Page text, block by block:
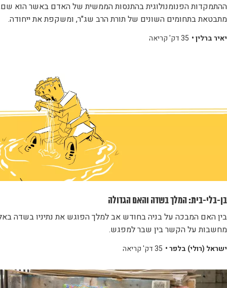
יאיר ברלין • 35 דק' קריאה
ההתמקדות הפנומנולוגית בהתנסות הממשית של האדם באשר הוא
מתבטאת בתחומים השונים של תורת הרב שג"ר, ומשקפת את ייחודה.
בן-בלי-בית: המלך בשדה והאם הגדולה
ישראל (רולי) בלפר • 35 דק' קריאה
בין האם המבכה על בניה בחודש אב למלך הפוגש את נתיניו בשדה
מחשבות על הקשר בין שבר למפגש.